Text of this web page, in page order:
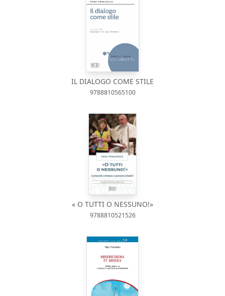
IL DIALOGO COME STILE
9788810565100
« O TUTTI O NESSUNO!»
9788810521526